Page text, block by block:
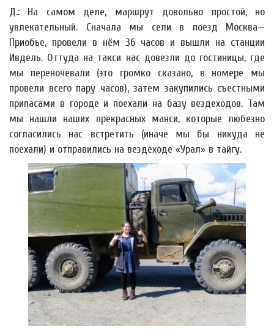
Д.: На самом деле, маршрут довольно простой, но
увлекательный. Сначала мы сели в поезд Москва—
Приобье, провели в нём 36 часов и вышли на станции
Ивдель. Оттуда на такси нас довезли до гостиницы, где
мы переночевали (это громко сказано, в номере мы
провели всего пару часов), затем закупились съестными
припасами в городе и поехали на базу вездеходов. Там
мы нашли наших прекрасных манси, которые любезно
согласились нас встретить (иначе мы бы никуда не
поехали) и отправились на вездеходе «Урал» в тайгу.